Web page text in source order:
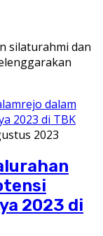
silaturahmi dan
2023
2023 di